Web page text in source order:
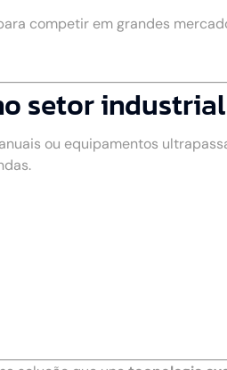
competir em grandes
setor industrial
ou equipamentos